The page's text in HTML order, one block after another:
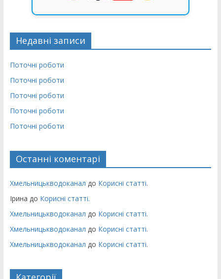
Недавні записи
Поточні роботи
Поточні роботи
Поточні роботи
Поточні роботи
Поточні роботи
Останні коментарі
Хмельницькводоканал до Корисні статті.
Ірина до Корисні статті.
Хмельницькводоканал до Корисні статті.
Хмельницькводоканал до Корисні статті.
Хмельницькводоканал до Корисні статті.